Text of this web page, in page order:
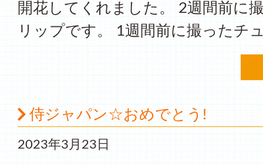
開花してくれました。 2週間前に
リップです。 1週間前に撮ったチ
侍ジャパン☆おめでとう!
2023年3月23日